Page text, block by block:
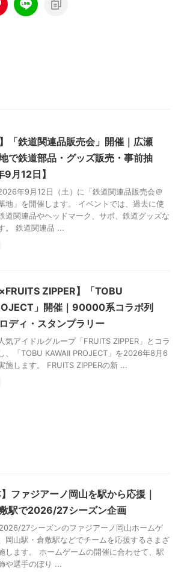
】「鉄道関連品販売会」開催｜広瀬
で鉄道部品・グッズ販売・事前抽
月12日】
年9月12日（土）に「鉄道関連品販売会＠
地」を開催します。 イベントでは、過去に使
道関連品やヘッドマーク、サボ、鉄道グッズな
。 鉄道関連品 ...
×FRUITS ZIPPER】「TOBU
」開催｜90000系コラボ列
ディ・スタンプラリー
気アイドルグループ「FRUITS ZIPPER」とコラ
、「TOBU KAWAII PROJECT」を2026年8月6
施します。 FRUITS ZIPPERの新 ...
】ファジアーノ岡山を駅から応援｜
駅で2026/27シーズン企画
27シーズンのファジアーノ岡山ホームゲ
岡山駅・倉敷駅などでチームを応援するさまざ
します。 ホームゲームの開催に合わせて、駅
や選手のぼり ...